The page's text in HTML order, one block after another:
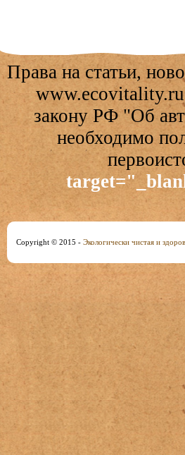
Права на статьи,
www.ecovitality.ru
закону РФ "Об
необходимо
Copyright © 2015 - Экологически чистая и